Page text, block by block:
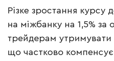
Різке зростання курсу
на міжбанку на 1,5% за
трейдерам утримувати
що частково компенсує